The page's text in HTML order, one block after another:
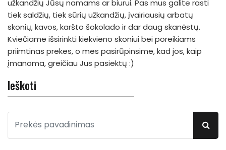
užkandžių Jūsų namams ar biurui. Pas mus galite rasti
tiek saldžių, tiek sūrių užkandžių, įvairiausių arbatų
skonių, kavos, karšto šokolado ir dar daug skanėstų.
Kviečiame išsirinkti kiekvieno skoniui bei poreikiams
priimtinas prekes, o mes pasirūpinsime, kad jos, kaip
įmanoma, greičiau Jus pasiektų :)
Ieškoti